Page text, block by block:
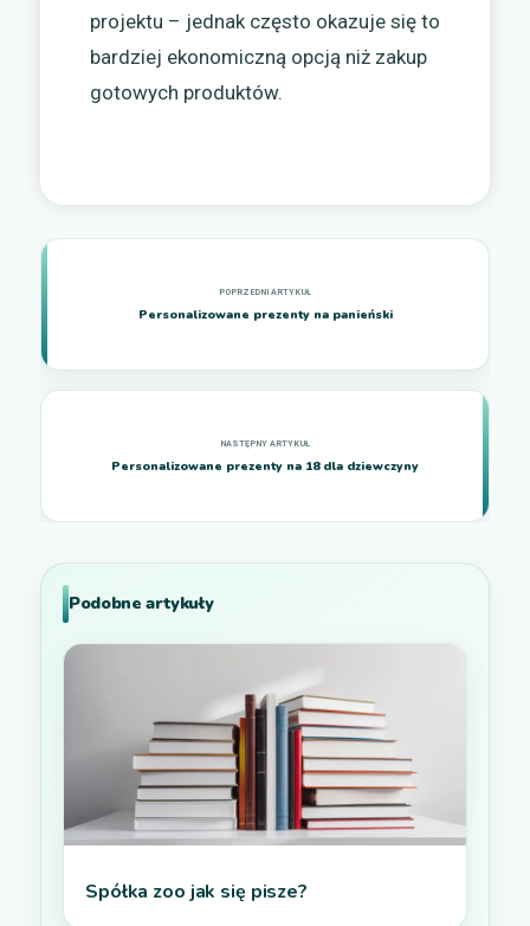
projektu – jednak często okazuje się to
bardziej ekonomiczną opcją niż zakup
gotowych produktów.
Personalizowane prezenty na panieński
Personalizowane prezenty na 18 dla dziewczyny
Podobne artykuły
Spółka zoo jak się pisze?